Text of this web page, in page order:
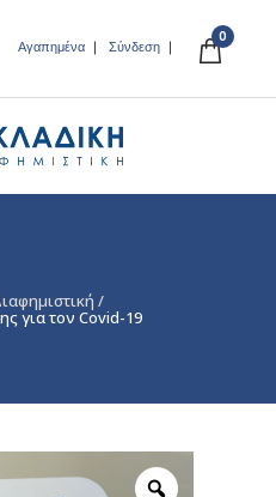
Αγαπημένα Σύνδεση
0
/
για τον Covid-19